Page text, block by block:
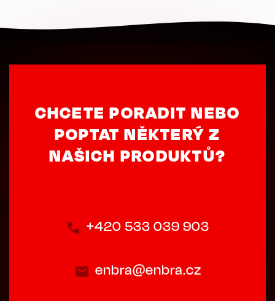
CHCETE PORADIT NEBO
POPTAT NĚKTERÝ Z
NAŠICH PRODUKTŮ?
+420 533 039 903
enbra@enbra.cz